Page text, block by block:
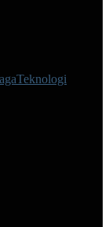
Teknologi